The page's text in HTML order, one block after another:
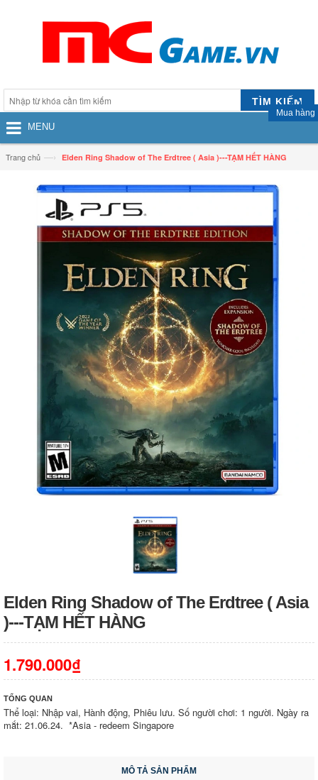
TÌM KIẾM
Mua hàng
MENU
Trang chủ —› Elden Ring Shadow of The Erdtree ( Asia )---TẠM HẾT HÀNG
Elden Ring Shadow of The Erdtree ( Asia
)---TẠM HẾT HÀNG
1.790.000₫
TỔNG QUAN
Thể loại: Nhập vai, Hành động, Phiêu lưu. Số người chơi: 1 người. Ngày ra
mắt: 21.06.24. *Asia - redeem Singapore
MÔ TẢ SẢN PHẨM